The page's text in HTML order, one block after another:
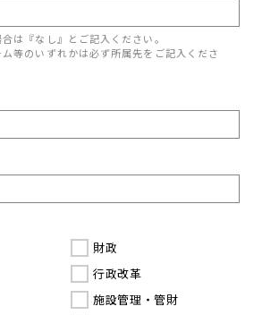
は『なし』とご記入ください。
ム等のいずれかは必ず所属先をご記入くださ
財政
行政改革
施設管理・管財